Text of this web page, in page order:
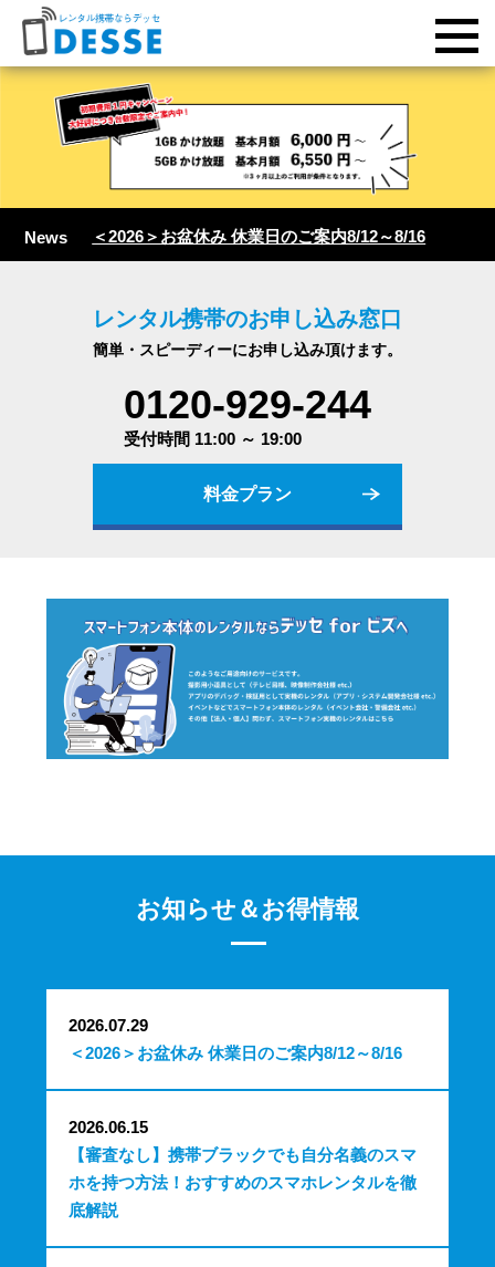
News ＜2026＞お盆休み 休業日のご案内8/12～8/16
レンタル携帯のお申し込み窓口
簡単・スピーディーにお申し込み頂けます。
0120-929-244
受付時間 11:00 ～ 19:00
料金プラン
お知らせ＆お得情報
2026.07.29
＜2026＞お盆休み 休業日のご案内8/12～8/16
2026.06.15
【審査なし】携帯ブラックでも自分名義のスマ
ホを持つ方法！おすすめのスマホレンタルを徹
底解説